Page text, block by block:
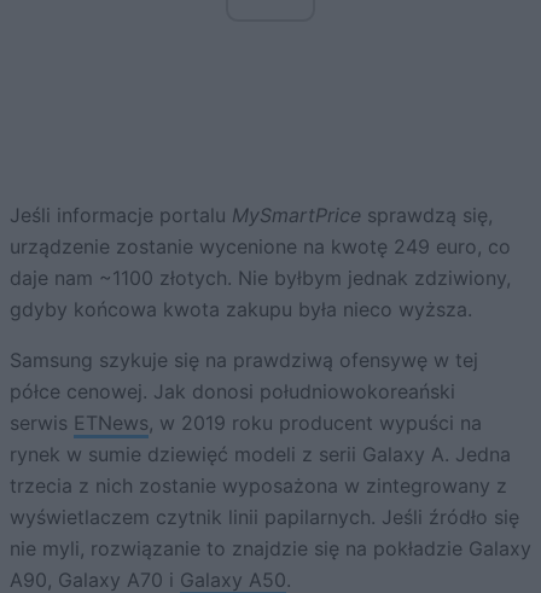
Jeśli informacje portalu MySmartPrice sprawdzą się,
urządzenie zostanie wycenione na kwotę 249 euro, co
daje nam ~1100 złotych. Nie byłbym jednak zdziwiony,
gdyby końcowa kwota zakupu była nieco wyższa.
Samsung szykuje się na prawdziwą ofensywę w tej
półce cenowej. Jak donosi południowokoreański
serwis ETNews, w 2019 roku producent wypuści na
rynek w sumie dziewięć modeli z serii Galaxy A. Jedna
trzecia z nich zostanie wyposażona w zintegrowany z
wyświetlaczem czytnik linii papilarnych. Jeśli źródło się
nie myli, rozwiązanie to znajdzie się na pokładzie Galaxy
A90, Galaxy A70 i Galaxy A50.